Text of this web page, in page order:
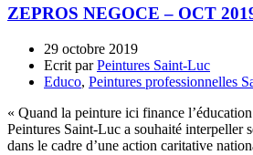
ZEPROS NEGOCE – OCT
29 octobre 2019
Ecrit parPeintures Saint-Luc
Educo, Peintures professionnelles
« Quand la peinture ici finance
Peintures Saint-Luc a souhaité interpeller
dans le cadre d’une action caritative